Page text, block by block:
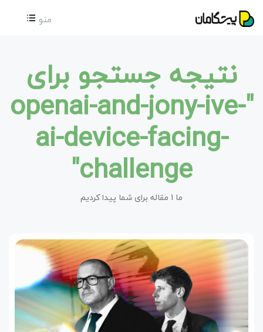
منو
نتیجه جستجو برای
"openai-and-jony-ive-
ai-device-facing-
challenge"
ما 1 مقاله برای شما پیدا کردیم